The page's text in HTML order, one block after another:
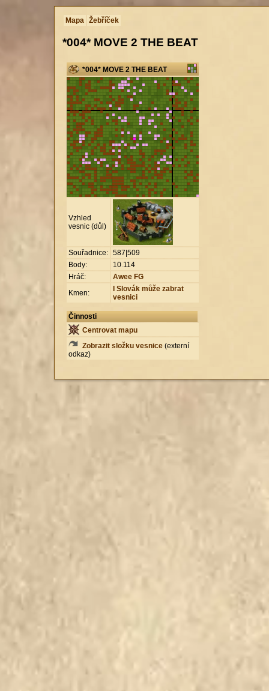
Mapa Žebříček
*004* MOVE 2 THE BEAT
*004* MOVE 2 THE BEAT
Vzhled
vesnic (důl)
Souřadnice: 587|509
Body:
10.114
Hráč:
Awee FG
Kmen:
I Slovák může zabrat
vesnici
Činnosti
Centrovat mapu
Zobrazit složku vesnice (externí
odkaz)